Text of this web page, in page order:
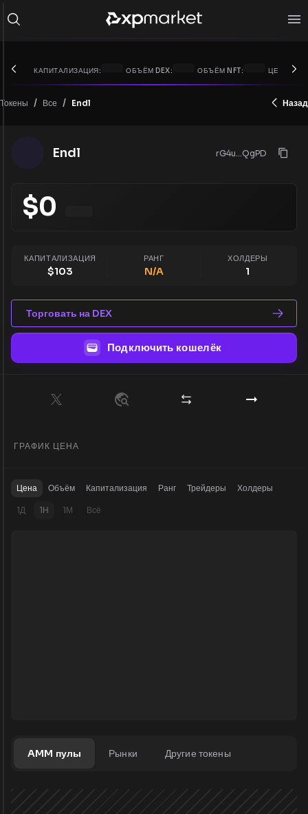
КАПИТАЛИЗАЦИЯ: ОБЪЁМ DEX: ОБЪЁМ NFT: ЦЕНА XRP:
Токены / Все / Endl Назад
Endl rG4u...QgPD
$0
КАПИТАЛИЗАЦИЯ
$103
РАНГ
N/A
ХОЛДЕРЫ
1
Торговать на DEX
Подключить кошелёк
ГРАФИК ЦЕНА
Цена Объём Капитализация Ранг Трейдеры Холдеры
1Д 1Н 1М Всё
AMM пулы Рынки Другие токены